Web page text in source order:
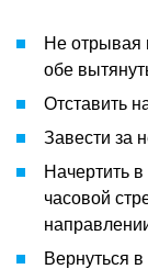
Не отрывая
обе
Отставить
Завести за
Начертить
часовой
Вернуться